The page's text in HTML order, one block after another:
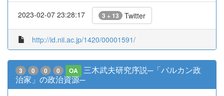
2023-02-07 23:28:17 3 + 13 Twitter
http://id.nii.ac.jp/1420/00001591/
3 0 0 0 OA
三木武夫研究序説─「バルカン政
治家」の政治資源─